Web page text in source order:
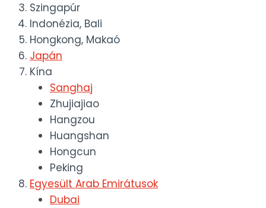
Szingapúr
Indonézia, Bali
Hongkong, Makaó
Japán
Kína
Sanghaj
Zhujiajiao
Hangzou
Huangshan
Hongcun
Peking
Egyesült Arab Emirátusok
Dubai